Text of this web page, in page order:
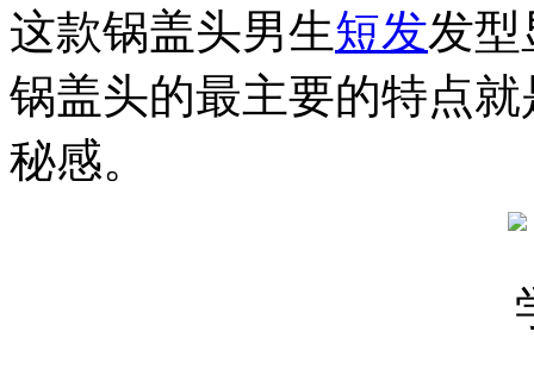
这款锅盖头男生短发发型
锅盖头的最主要的特点
秘感。